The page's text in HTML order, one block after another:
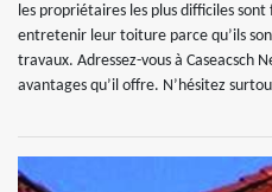
les propriétaires les plus difficiles
entretenir leur toiture parce qu’ils
travaux. Adressez-vous à Caseacsch
avantages qu’il offre. N’hésitez